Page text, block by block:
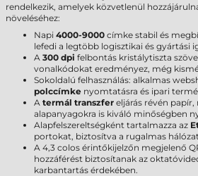
rendelkezik, amelyek közvetlenül
növeléséhez:
Napi 4000-9000 címke stabil és
lefedi a legtöbb logisztikai és gyártási
A 300 dpi felbontás kristálytiszta
vonalkódokat eredményez, még
Sokoldalú felhasználás: alkalmas
polccímke nyomtatásra és ipari
A termál transzfer eljárás révén
alapanyagokra is kiváló minőségben
Alapfelszereltségként tartalmazza az
portokat, biztosítva a rugalmas
A 4,3 colos érintőkijelzőn megjelenő
hozzáférést biztosítanak az
karbantartás érdekében.